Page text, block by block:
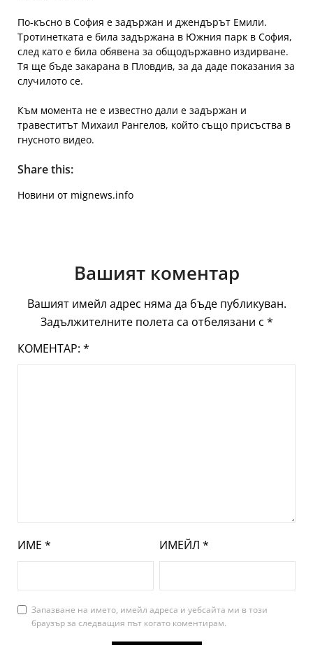
По-късно в София е задържан и джендърът Емили.
Тротинетката е била задържана в Южния парк в София,
след като е била обявена за общодържавно издирване.
Тя ще бъде закарана в Пловдив, за да даде показания за
случилото се.
Към момента не е известно дали е задържан и
травеститът Михаил Рангелов, който също присъства в
гнусното видео.
Share this:
Новини от mignews.info
Вашият коментар
Вашият имейл адрес няма да бъде публикуван.
Задължителните полета са отбелязани с *
КОМЕНТАР: *
ИМЕ * ИМЕЙЛ *
Запазване на името, имейл адреса и уебсайта ми в този
браузър за следващия път когато коментирам.